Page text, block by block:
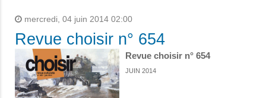
mercredi, 04 juin 2014 02:00
Revue choisir n° 654
Revue choisir n° 654
JUIN 2014